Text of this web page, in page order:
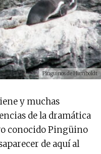
Pinguinos de Humboldt
y muchas
de la dramática
conocido Pingüino
de aquí al